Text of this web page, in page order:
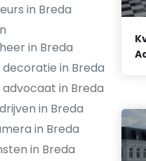
in Breda
in Breda
in Breda
in Breda
in Breda
in Breda
in Breda